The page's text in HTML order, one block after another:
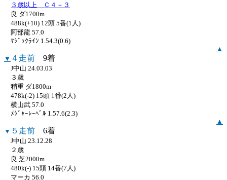
３歳以上 Ｃ４－３
良 ダ1700m
488k(+10) 12頭 5番(1人)
阿部龍 57.0
ﾏｼﾞｯｸﾗｲﾝ 1.54.3(0.6)
▲
▼ ４走前 9着
J中山 24.03.03
３歳
稍重 ダ1800m
478k(-2) 15頭 1番(2人)
横山武 57.0
ﾒｼﾞｬｰﾚｰﾍﾞﾙ 1.57.6(2.3)
▲
▼ ５走前 6着
J中山 23.12.28
２歳
良 芝2000m
480k(-) 15頭 14番(7人)
マーカ 56.0